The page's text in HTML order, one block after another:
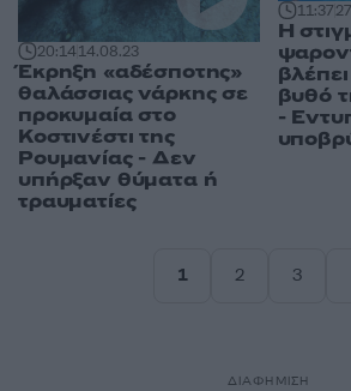
20:1414.08.23
Έκρηξη «αδέσποτης»
θαλάσσιας νάρκης σε
προκυμαία στο
Κοστινέστι της
Ρουμανίας - Δεν
υπήρξαν θύματα ή
τραυματίες
11:37
Η
βυθό
-
1
2
3
ΔΙΑΦΗΜΙΣΗ